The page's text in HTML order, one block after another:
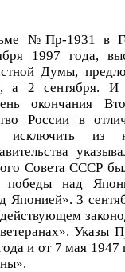
№Пр-1931 в
1997 года,
Думы,
а 2 сентября.
окончания
России в
исключить из
Совета СССР
победы над
Японией». 3
Указы
и от 7 мая 1947